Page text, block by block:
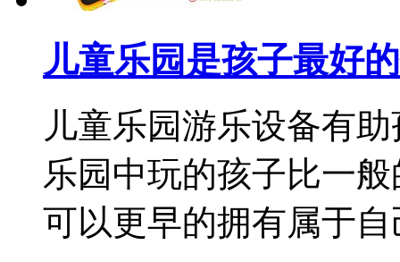
儿童乐园是孩子最好
儿童乐园游乐设备有
乐园中玩的孩子比一
可以更早的拥有属于